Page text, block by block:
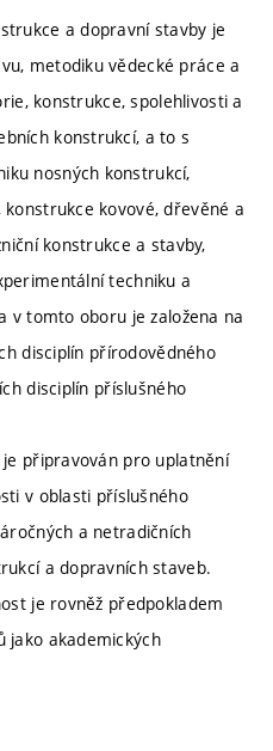
a dopravní stavby je
metodiku vědecké práce a
konstrukce, spolehlivosti a
konstrukcí, a to s
nosných konstrukcí,
kovové, dřevěné a
konstrukce a stavby,
techniku a
v tomto oboru je založena na
disciplín přírodovědného
disciplín příslušného
připravován pro uplatnění
v oblasti příslušného
a netradičních
a dopravních staveb.
je rovněž předpokladem
jako akademických